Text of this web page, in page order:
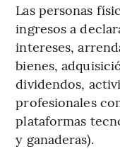
Las personas
ingresos a
intereses,
bienes,
dividendos,
profesionales
plataformas
y ganaderas).